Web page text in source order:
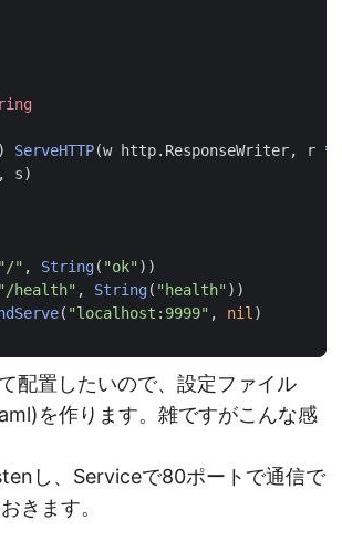
) ServeHTTP(w http. ResponseWriter, r *
s)
"/" , String( "ok"))
"/health" , String( "health"))
( "localhost:9999" , nil )
配置したいので、設定ファイル
を作ります。雑ですがこんな感
し、Serviceで80ポートで通信で
きます。